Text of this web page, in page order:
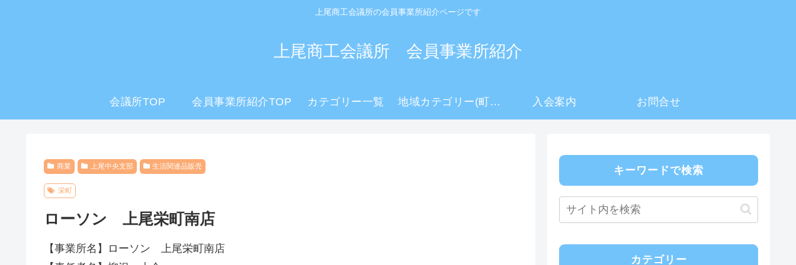
上尾商工会議所の会員事業所紹介ページです
上尾商工会議所 会員事業所紹介
会議所TOP 会員事業所紹介TOP カテゴリー一覧 地域カテゴリー(町名) 入会案内 お問合せ
商業 上尾中央支部 生活関連品販売
栄町
ローソン 上尾栄町南店
【事業所名】ローソン 上尾栄町南店
キーワードで検索
カテゴリー